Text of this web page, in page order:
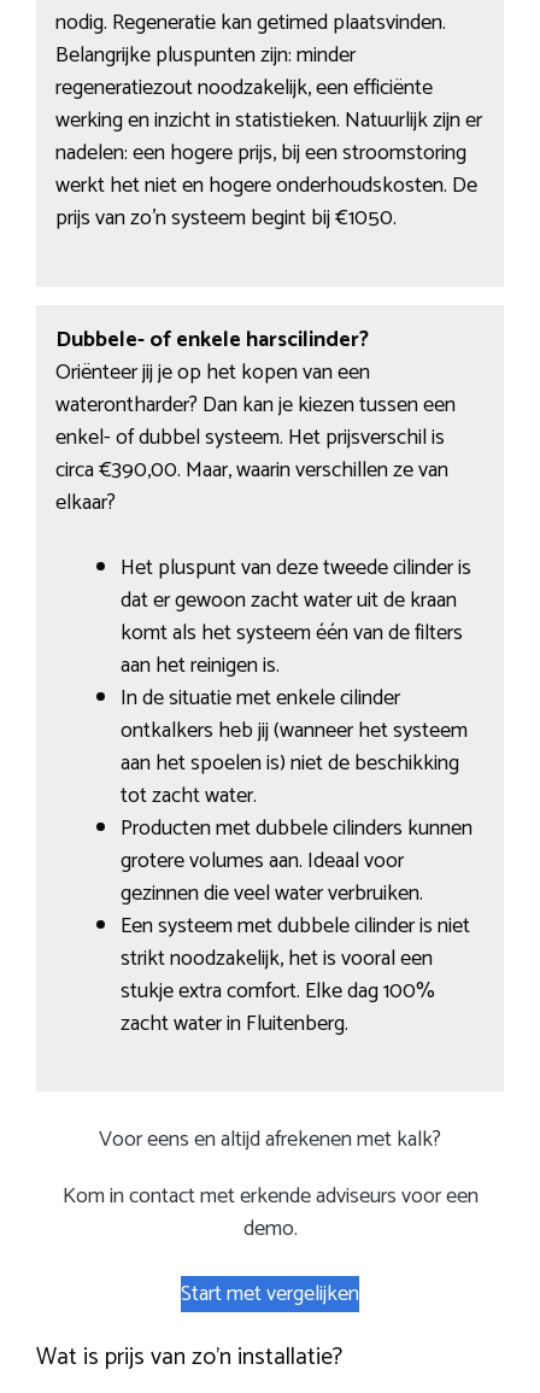
nodig. Regeneratie kan getimed plaatsvinden.
Belangrijke pluspunten zijn: minder
regeneratiezout noodzakelijk, een efficiënte
werking en inzicht in statistieken. Natuurlijk zijn er
nadelen: een hogere prijs, bij een stroomstoring
werkt het niet en hogere onderhoudskosten. De
prijs van zo’n systeem begint bij €1050.
Dubbele- of enkele harscilinder?
Oriënteer jij je op het kopen van een
waterontharder? Dan kan je kiezen tussen een
enkel- of dubbel systeem. Het prijsverschil is
circa €390,00. Maar, waarin verschillen ze van
elkaar?
Het pluspunt van deze tweede cilinder is
dat er gewoon zacht water uit de kraan
komt als het systeem één van de filters
aan het reinigen is.
In de situatie met enkele cilinder
ontkalkers heb jij (wanneer het systeem
aan het spoelen is) niet de beschikking
tot zacht water.
Producten met dubbele cilinders kunnen
grotere volumes aan. Ideaal voor
gezinnen die veel water verbruiken.
Een systeem met dubbele cilinder is niet
strikt noodzakelijk, het is vooral een
stukje extra comfort. Elke dag 100%
zacht water in Fluitenberg.
Voor eens en altijd afrekenen met kalk?
Kom in contact met erkende adviseurs voor een
demo.
Start met vergelijken
Wat is prijs van zo’n installatie?